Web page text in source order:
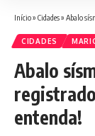
Início» Cidades» Abalo
CIDADES
Abalo
entenda!